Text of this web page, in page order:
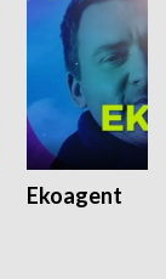
Ekoagent